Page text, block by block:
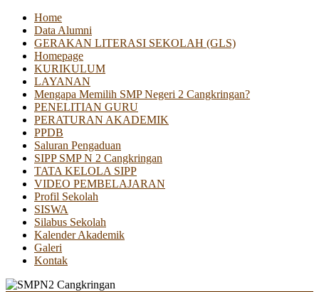
Home
Data Alumni
GERAKAN LITERASI SEKOLAH (GLS)
Homepage
KURIKULUM
LAYANAN
Mengapa Memilih SMP Negeri 2 Cangkringan?
PENELITIAN GURU
PERATURAN AKADEMIK
PPDB
Saluran Pengaduan
SIPP SMP N 2 Cangkringan
TATA KELOLA SIPP
VIDEO PEMBELAJARAN
Profil Sekolah
SISWA
Silabus Sekolah
Kalender Akademik
Galeri
Kontak